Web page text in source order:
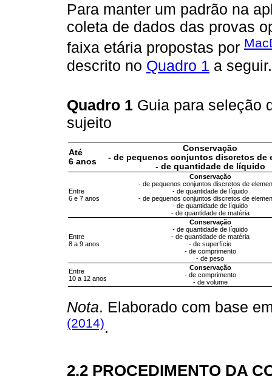
Para manter um padrão na
coleta de dados das provas
faixa etária propostas por
descrito no Quadro 1 a seguir.
Quadro 1 Guia para seleção
sujeito
Até
6 anos
Conservação
- de pequenos conjuntos discretos de
- de quantidade de líquido
Entre
6 e 7 anos
Conservação
- de pequenos conjuntos discretos de
- de quantidade de líquido
- de pequenos conjuntos discretos de
- de quantidade de líquido
- de quantidade de matéria
Entre
8 a 9 anos
Conservação
- de quantidade de líquido
- de quantidade de matéria
- de superfície
- de comprimento
- de peso
Entre
10 a 12 anos
Conservação
- de comprimento
- de volume
Nota. Elaborado com base
(2014).
2.2 PROCEDIMENTO DA